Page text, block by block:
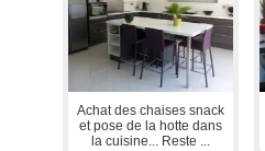
Achat des chaises snack
et pose de la hotte dans
la cuisine... Reste ...